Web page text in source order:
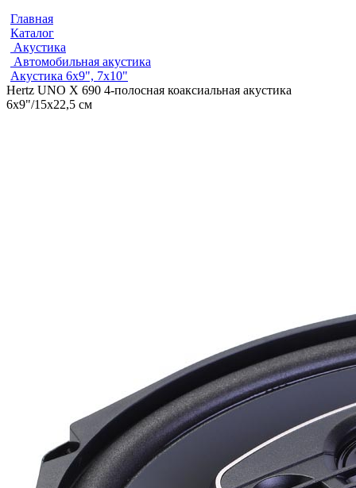
Главная
Каталог
Акустика
Автомобильная акустика
Акустика 6х9", 7х10"
Hertz UNO X 690 4-полосная коаксиальная акустика
6x9"/15x22,5 см